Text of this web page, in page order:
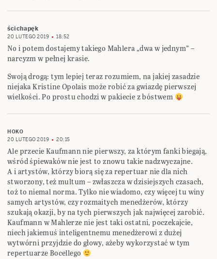
ścichapęk
20 LUTEGO 2019 18:52
No i potem dostajemy takiego Mahlera „dwa w jednym” –
narcyzm w pełnej krasie.
Swoją drogą: tym lepiej teraz rozumiem, na jakiej zasadzie
niejaka Kristine Opolais może robić za gwiazdę pierwszej
wielkości. Po prostu chodzi w pakiecie z bóstwem
HOKO
20 LUTEGO 2019
20:15
Ale przecie Kaufmann nie pierwszy, za którym fanki biegają,
wśród śpiewaków nie jest to znowu takie nadzwyczajne.
A i artystów, którzy biorą się za repertuar nie dla nich
stworzony, też multum – zwłaszcza w dzisiejszych czasach,
toż to niemal norma. Tylko nie wiadomo, czy więcej tu winy
samych artystów, czy rozmaitych menedżerów, którzy
szukają okazji, by na tych pierwszych jak najwięcej zarobić.
Kaufmann w Mahlerze nie jest taki ostatni, poczekajcie,
niech jakiemuś inteligentnemu menedżerowi z dużej
wytwórni przyjdzie do głowy, ażeby wykorzystać w tym
repertuarze Bocellego